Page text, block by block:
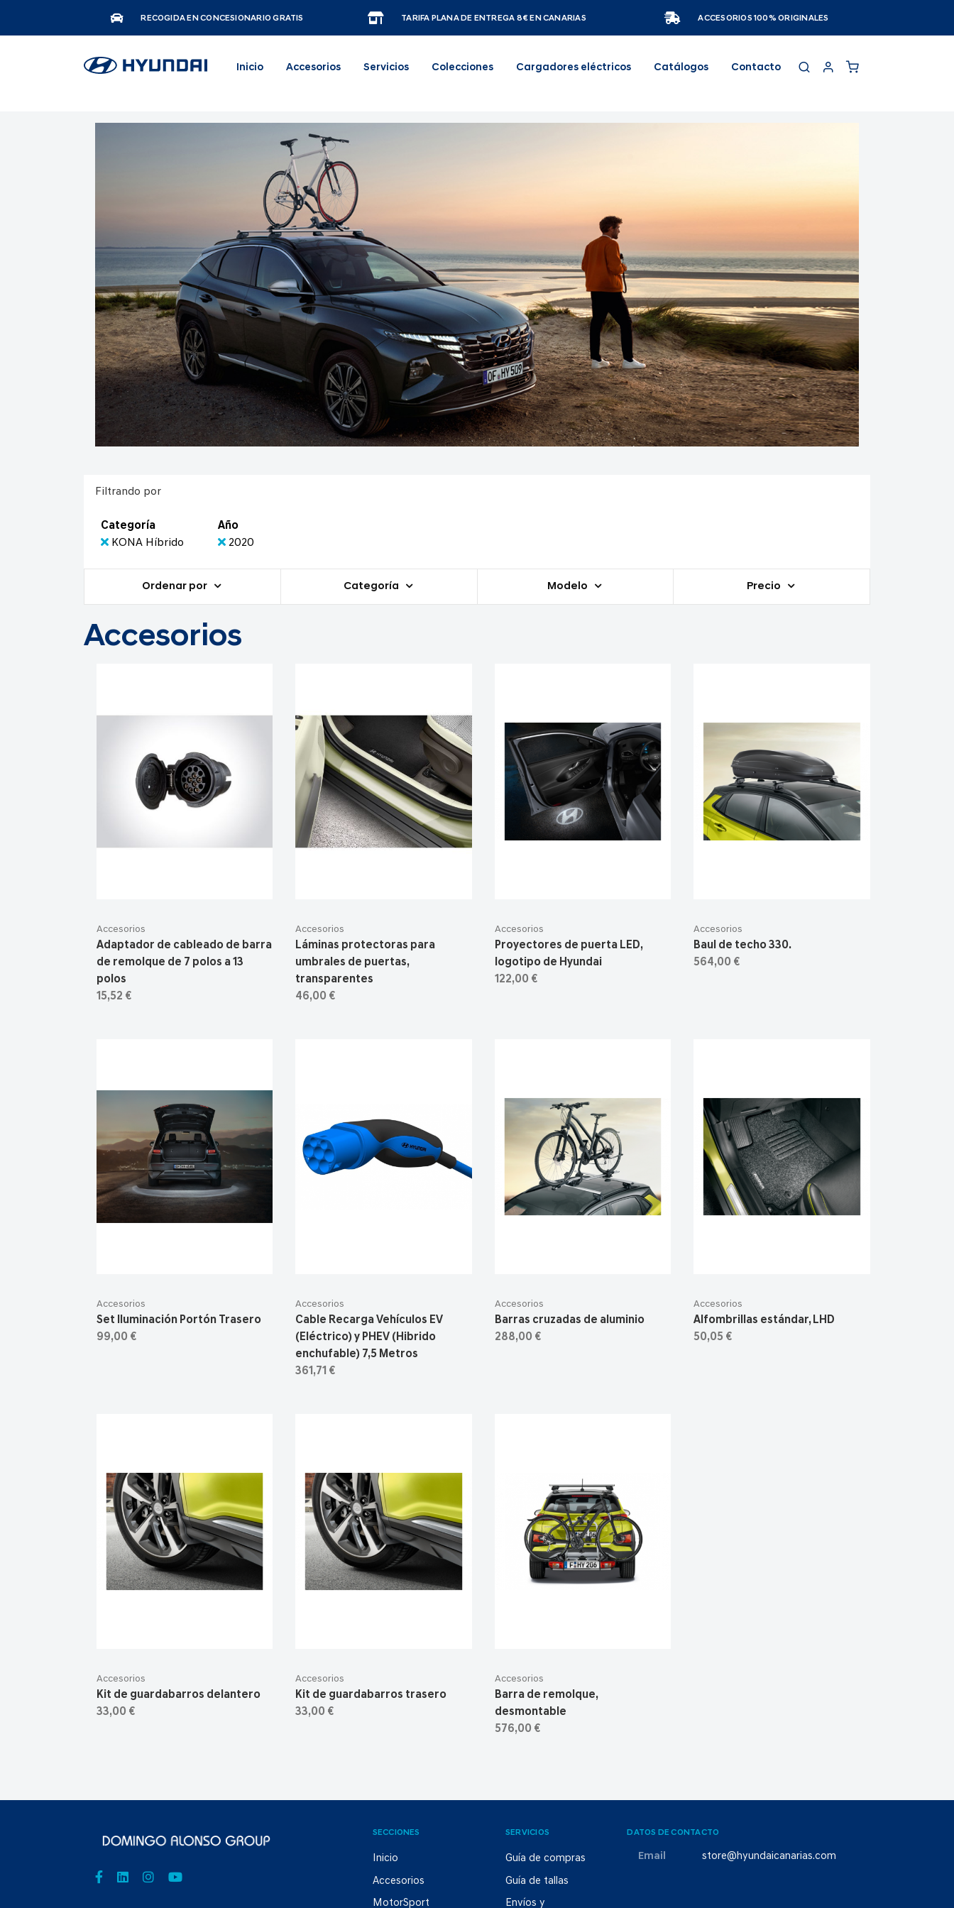
RECOGIDA EN CONCESIONARIO GRATIS TARIFA PLANA DE ENTREGA 8€ EN CANARIAS ACCESORIOS 100% ORIGINALES
Inicio Accesorios Servicios Colecciones Cargadores eléctricos Catálogos Contacto
Filtrando por
Categoría
KONA Híbrido
Año
2020
Ordenar por Categoría Modelo Precio
Accesorios
Accesorios
Adaptador de cableado de barra
de remolque de 7 polos a 13
polos
15,52 €
Accesorios
Láminas protectoras para
umbrales de puertas,
transparentes
46,00 €
Accesorios
Proyectores de puerta LED,
logotipo de Hyundai
122,00 €
Accesorios
Baul de techo 330.
564,00 €
Accesorios
Set Iluminación Portón Trasero
99,00 €
Accesorios
Cable Recarga Vehículos EV
(Eléctrico) y PHEV (Hibrido
enchufable) 7,5 Metros
361,71 €
Accesorios
Barras cruzadas de aluminio
288,00 €
Accesorios
Alfombrillas estándar, LHD
50,05 €
Accesorios
Kit de guardabarros delantero
33,00 €
Accesorios
Kit de guardabarros trasero
33,00 €
Accesorios
Barra de remolque,
desmontable
576,00 €
SECCIONES
Inicio
Accesorios
MotorSport
SERVICIOS
Guía de compras
Guía de tallas
Envíos y
DATOS DE CONTACTO
Email store@hyundaicanarias.com